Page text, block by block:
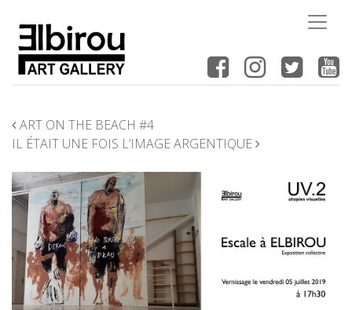
NAVIGATION
ART ON THE BEACH #4
IL ÉTAIT UNE FOIS L’IMAGE ARGENTIQUE